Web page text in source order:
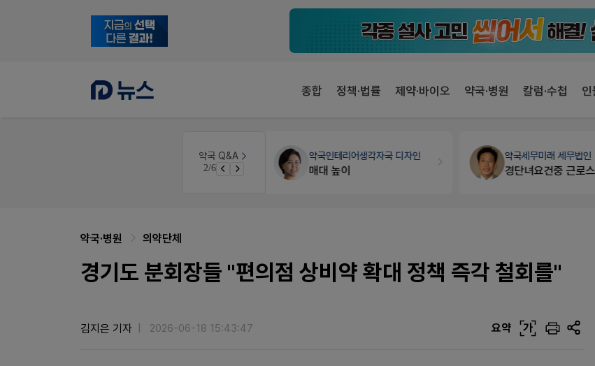
종합 정책·법률 제약·바이오 약국·병원 칼럼·수첩 인
약국 Q&A
3/6
생각자국 디자인 약국세무미래 세무법인 세무·노무팜텍스
약국·병원 의약단체
경기도 분회장들 "편의점 상비약 확대 정책 즉각 철회를"
김지은 기자 2026-06-18 15:43:47 요약 가